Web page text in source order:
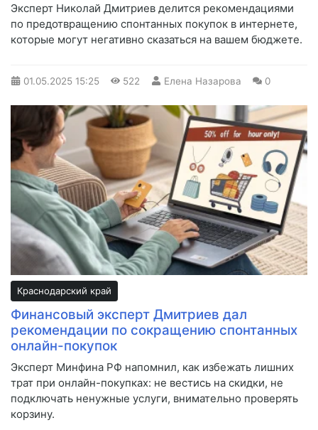
Эксперт Николай Дмитриев делится рекомендациями
по предотвращению спонтанных покупок в интернете,
которые могут негативно сказаться на вашем бюджете.
01.05.2025 15:25 522 Елена Назарова 0
Краснодарский край
Финансовый эксперт Дмитриев дал
рекомендации по сокращению спонтанных
онлайн-покупок
Эксперт Минфина РФ напомнил, как избежать лишних
трат при онлайн-покупках: не вестись на скидки, не
подключать ненужные услуги, внимательно проверять
корзину.